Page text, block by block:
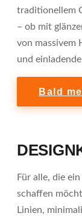
traditionellem
– ob mit
von massivem
und
Bald
Für alle, die
schaffen
Linien,